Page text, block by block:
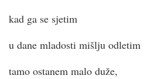
kad ga se sjetim
u dane mladosti mišlju odletim
tamo ostanem malo duže,